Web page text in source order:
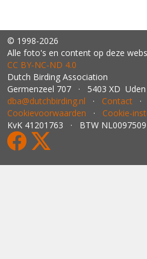
© 1998-2026
Alle foto's en content op deze
CC BY‑NC‑ND 4.0
Dutch Birding Association
Germenzeel 707 · 5403 XD Uden
dba@dutchbirding.nl · Contact ·
Cookievoorwaarden · Cookie-
KvK 41201763 · BTW